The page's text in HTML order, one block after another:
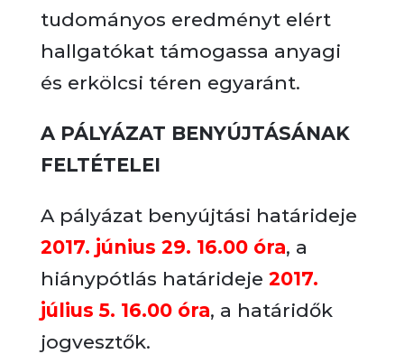
tudományos eredményt elért
hallgatókat támogassa anyagi
és erkölcsi téren egyaránt.
A PÁLYÁZAT BENYÚJTÁSÁNAK
FELTÉTELEI
A pályázat benyújtási határideje
2017. június 29. 16.00 óra, a
hiánypótlás határideje 2017.
július 5. 16.00 óra, a határidők
jogvesztők.